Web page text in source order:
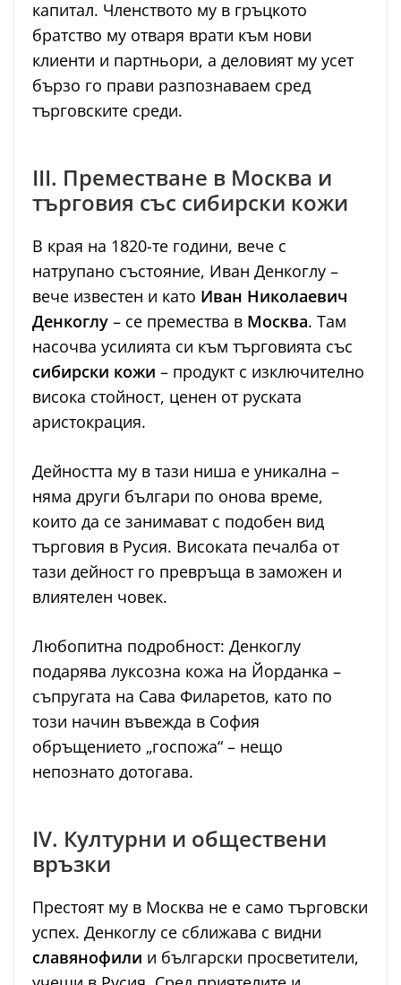
капитал. Членството му в гръцкото
братство му отваря врати към нови
клиенти и партньори, а деловият му усет
бързо го прави разпознаваем сред
търговските среди.
III. Преместване в Москва и
търговия със сибирски кожи
В края на 1820-те години, вече с
натрупано състояние, Иван Денкоглу –
вече известен и като Иван Николаевич
Денкоглу – се премества в Москва. Там
насочва усилията си към търговията със
сибирски кожи – продукт с изключително
висока стойност, ценен от руската
аристокрация.
Дейността му в тази ниша е уникална –
няма други българи по онова време,
които да се занимават с подобен вид
търговия в Русия. Високата печалба от
тази дейност го превръща в заможен и
влиятелен човек.
Любопитна подробност: Денкоглу
подарява луксозна кожа на Йорданка –
съпругата на Сава Филаретов, като по
този начин въвежда в София
обръщението „госпожа“ – нещо
непознато дотогава.
IV. Културни и обществени
връзки
Престоят му в Москва не е само търговски
успех. Денкоглу се сближава с видни
славянофили и български просветители,